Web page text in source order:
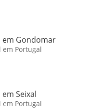
em Gondomar
Portugal
Seixal
Portugal